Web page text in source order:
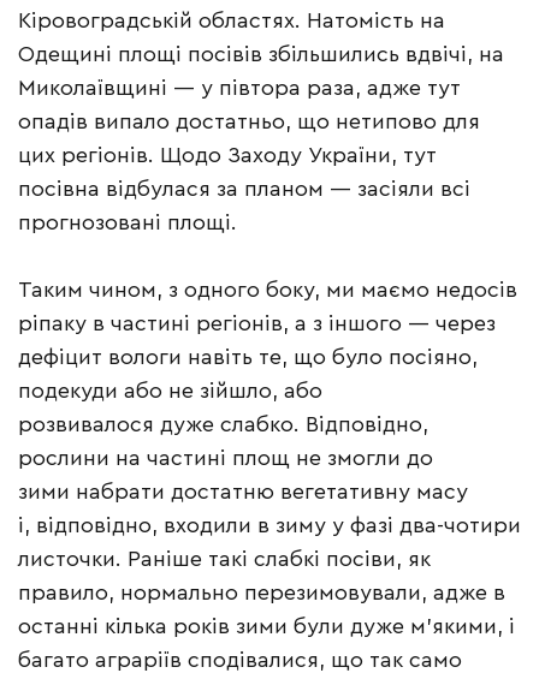
Кіровоградській областях. Натомість на
Одещині площі посівів збільшились вдвічі, на
Миколаївщині — у півтора раза, адже тут
опадів випало достатньо, що нетипово для
цих регіонів. Щодо Заходу України, тут
посівна відбулася за планом — засіяли всі
прогнозовані площі.
Таким чином, з одного боку, ми маємо недосів
ріпаку в частині регіонів, а з іншого — через
дефіцит вологи навіть те, що було посіяно,
подекуди або не зійшло, або
розвивалося дуже слабко. Відповідно,
рослини на частині площ не змогли до
зими набрати достатню вегетативну масу
і, відповідно, входили в зиму у фазі два-чотири
листочки. Раніше такі слабкі посіви, як
правило, нормально перезимовували, адже в
останні кілька років зими були дуже м’якими, і
багато аграріїв сподівалися, що так само